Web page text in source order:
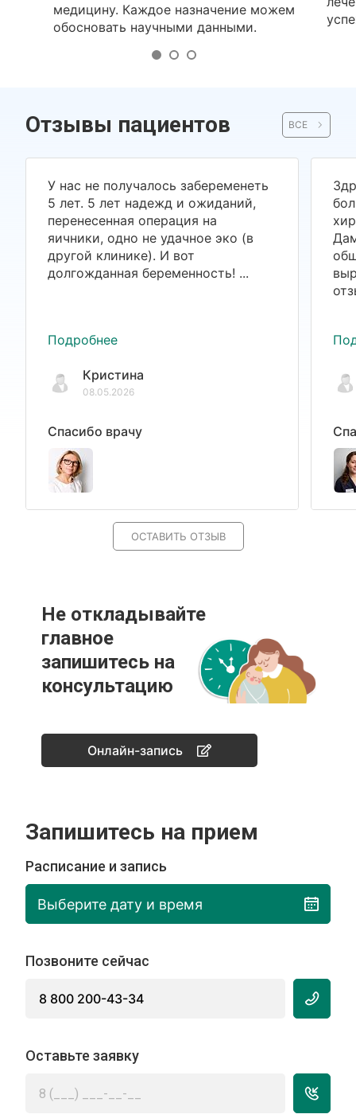
медицину. Каждое назначение можем
обосновать научными данными.
Отзывы пациентов ВСЕ
У нас не получалось забеременеть
5 лет. 5 лет надежд и ожиданий,
перенесенная операция на
яичники, одно не удачное эко (в
другой клинике). И вот
долгожданная беременность! ...
Подробнее
Кристина
08.05.2026
Спасибо врачу
ОСТАВИТЬ ОТЗЫВ
Не откладывайте
главное
запишитесь на
консультацию
Онлайн-запись
Запишитесь на прием
Расписание и запись
Выберите дату и время
Позвоните сейчас
8 800 200-43-34
Оставьте заявку